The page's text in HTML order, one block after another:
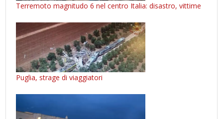
Terremoto magnitudo 6 nel centro Italia: disastro, vittime
Puglia, strage di viaggiatori